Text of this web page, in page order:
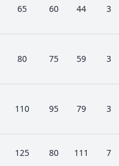
65 60 44 3
80 75 59 3
110 95 79 3
125 80 111 7